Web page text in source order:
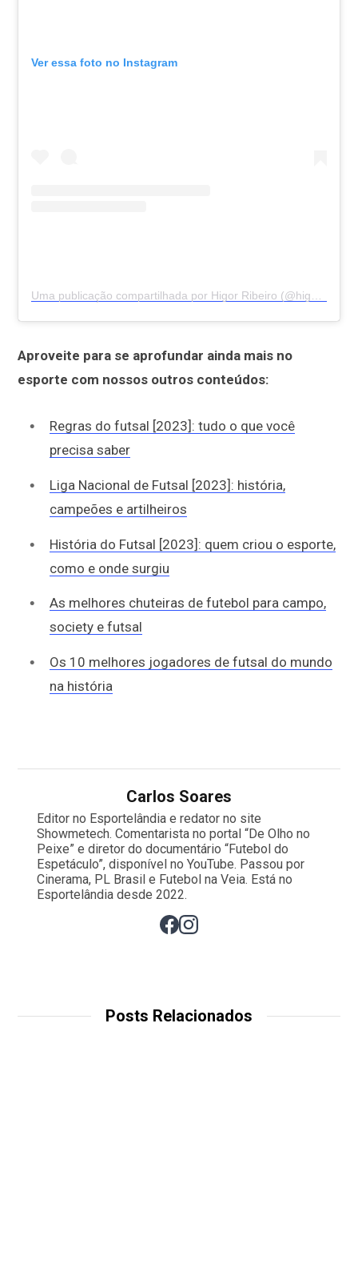
Ver essa foto no Instagram
Uma publicação compartilhada por Higor Ribeiro (@higorribeiroo_)
Aproveite para se aprofundar ainda mais no
esporte com nossos outros conteúdos:
Regras do futsal [2023]: tudo o que você
precisa saber
Liga Nacional de Futsal [2023]: história,
campeões e artilheiros
História do Futsal [2023]: quem criou o esporte,
como e onde surgiu
As melhores chuteiras de futebol para campo,
society e futsal
Os 10 melhores jogadores de futsal do mundo
na história
Carlos Soares
Editor no Esportelândia e redator no site
Showmetech. Comentarista no portal “De Olho no
Peixe” e diretor do documentário “Futebol do
Espetáculo”, disponível no YouTube. Passou por
Cinerama, PL Brasil e Futebol na Veia. Está no
Esportelândia desde 2022.
Posts Relacionados